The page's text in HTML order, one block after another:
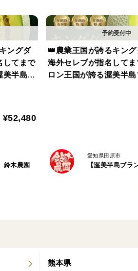
限享受し、ミネラルをふんだんに
味わいを誇り、一度食べたらもう戻
ところから更にギリギリまで樹上で
場に出回る作物はまだまだ若い作
ブ御用達】食のエリートミシュラン
熊本県
ングダ
してまで
美半島ブ
¥52,480
鈴木農園
👑農業王国が誇るキン
海外セレブが指名してま
ロン王国が誇る渥美半
愛知県田原市
【渥美半島ブラ